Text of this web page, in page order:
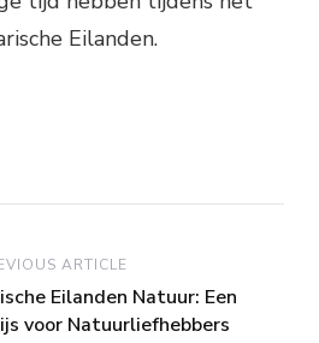
Eilanden.
ARTICLE
Eilanden Natuur: Een
voor Natuurliefhebbers